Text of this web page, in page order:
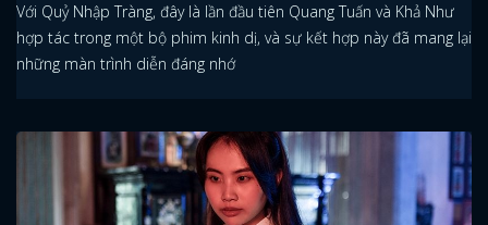
Với Quỷ Nhập Tràng, đây là lần đầu tiên Quang Tuấn và Khả Như
hợp tác trong một bộ phim kinh dị, và sự kết hợp này đã mang lại
những màn trình diễn đáng nhớ